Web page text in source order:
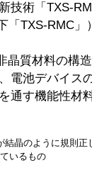
技術「TXS-
「TXS-RMC」
晶質材料の構
電池デバイス
通す機能性材
晶のように規則正
いるもの